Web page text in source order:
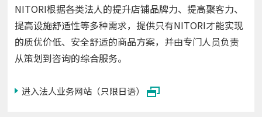
NITORI根据各类法人的提升店铺品牌力、提高聚客力、
提高设施舒适性等多种需求，提供只有NITORI才能实现
的质优价低、安全舒适的商品方案，并由专门人员负责
从策划到咨询的综合服务。
进入法人业务网站（只限日语）